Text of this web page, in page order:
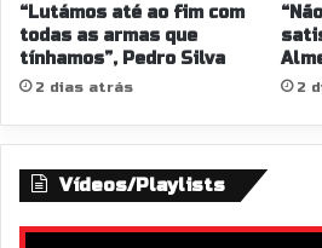
“Lutámos até ao fim com
todas as armas que
tínhamos”, Pedro Silva
2 dias atrás 2
Vídeos/Playlists